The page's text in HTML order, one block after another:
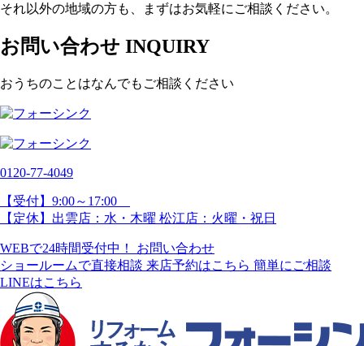
それ以外の地域の方も、まずはお気軽にご相談ください。
お問い合わせ INQUIRY
おうちのことはなんでもご相談ください
0120-77-4049
【受付】9:00～17:00
【定休】出雲店：水・木曜 松江店：火曜・祝日
WEBで24時間受付中！
お問い合わせ
ショールームで直接相談 来店予約はこちら 簡単にご相談
LINEはこちら